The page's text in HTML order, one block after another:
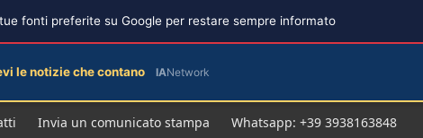
Invia un comunicato stampa Whatsapp: +39 3938163848
fonti preferite su Google per restare sempre informato
le notizie che contano IANetwork